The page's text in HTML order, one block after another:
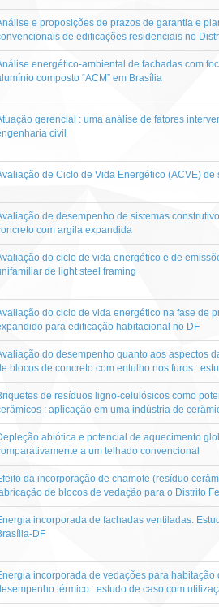
e proposições de prazos de garantia e
de edificações residenciais no
energético-ambiental de fachadas com
composto “ACM” em Brasília
gerencial : uma análise de fatores
civil
de Ciclo de Vida Energético (ACVE)
de desempenho de sistemas
com argila expandida
do ciclo de vida energético e de
de light steel framing
do ciclo de vida energético na fase de
para edificação habitacional no DF
do desempenho quanto aos aspectos
blocos de concreto com entulho nos furos :
de resíduos ligno-celulósicos como
: aplicação em uma indústria de
abiótica e potencial de aquecimento
a um telhado convencional
da incorporação de chamote (resíduo
de blocos de vedação para o Distrito
incorporada de fachadas ventiladas.
DF
incorporada de vedações para
térmico : estudo de caso com